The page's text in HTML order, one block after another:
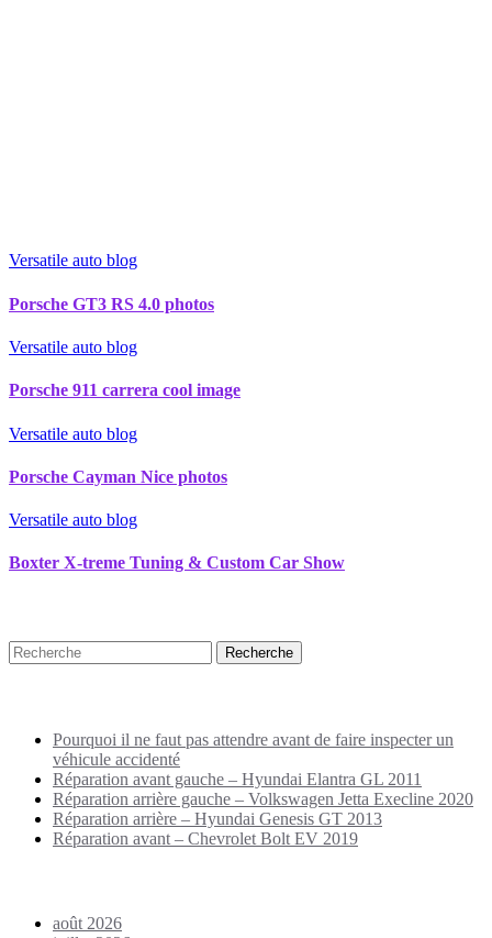
Versatile auto blog
Porsche GT3 RS 4.0 photos
Versatile auto blog
Porsche 911 carrera cool image
Versatile auto blog
Porsche Cayman Nice photos
Versatile auto blog
Boxter X-treme Tuning & Custom Car Show
Pourquoi il ne faut pas attendre avant de faire inspecter un
véhicule accidenté
Réparation avant gauche – Hyundai Elantra GL 2011
Réparation arrière gauche – Volkswagen Jetta Execline 2020
Réparation arrière – Hyundai Genesis GT 2013
Réparation avant – Chevrolet Bolt EV 2019
août 2026